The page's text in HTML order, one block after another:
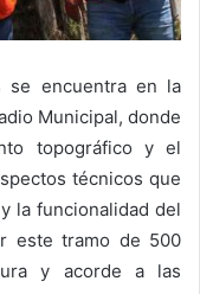
se encuentra en la
Municipal, donde
topográfico y el
técnicos que
la funcionalidad del
este tramo de 500
y acorde a las